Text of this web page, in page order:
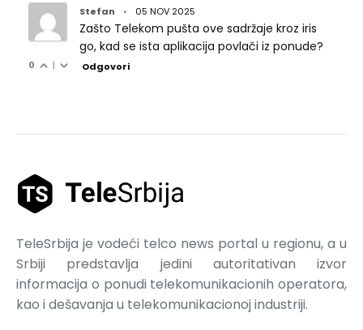
Stefan • 05 NOV 2025
Zašto Telekom pušta ove sadržaje kroz iris
go, kad se ista aplikacija povlači iz ponude?
0 | Odgovori
TeleSrbija je vodeći telco news portal u regionu, a u
Srbiji predstavlja jedini autoritativan izvor
informacija o ponudi telekomunikacionih operatora,
kao i dešavanja u telekomunikacionoj industriji.